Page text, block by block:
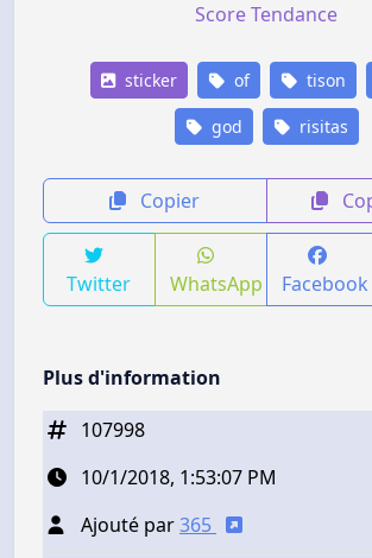
Score Tendance
sticker of tison
god risitas
Copier
Twitter WhatsApp Facebook
Plus d'information
107998
10/1/2018, 1:53:07 PM
Ajouté par365